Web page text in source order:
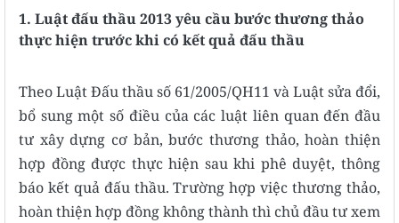
1. Luật đấu thầu 2013 yêu cầu bước thương thảo
thực hiện trước khi có kết quả đấu thầu
Theo Luật Đấu thầu số 61/2005/QH11 và Luật sửa đổi,
bổ sung một số điều của các luật liên quan đến đầu
tư xây dựng cơ bản, bước thương thảo, hoàn thiện
hợp đồng được thực hiện sau khi phê duyệt, thông
báo kết quả đấu thầu. Trường hợp việc thương thảo,
hoàn thiện hợp đồng không thành thì chủ đầu tư xem